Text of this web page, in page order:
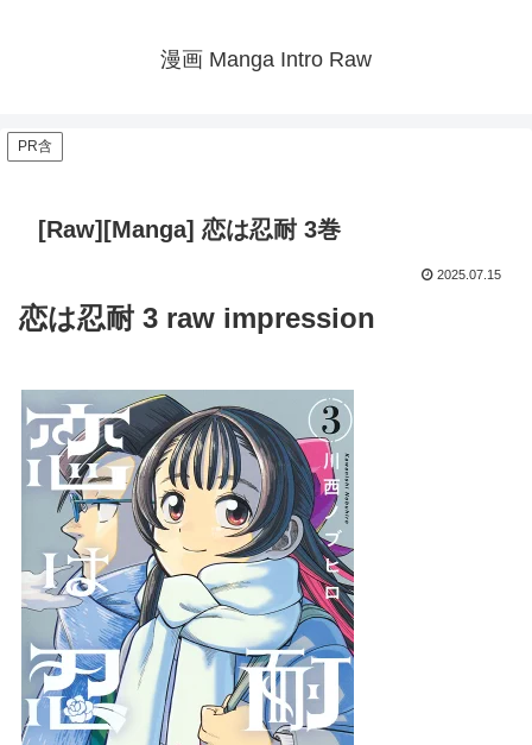
漫画 Manga Intro Raw
PR含
[Raw][Manga] 恋は忍耐 3巻
2025.07.15
恋は忍耐 3 raw impression